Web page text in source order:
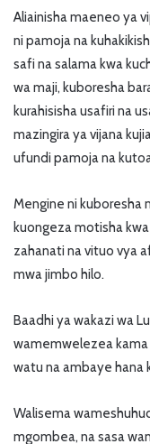
Aliainisha maeneo ya
ni pamoja na
safi na salama kwa
wa maji, kuboresha
kurahisisha usafiri na
mazingira ya vijana
ufundi pamoja na
Mengine ni kuboresha
kuongeza motisha
zahanati na vituo vya
mwa jimbo hilo.
Baadhi ya wakazi wa
wamemwelezea
watu na ambaye hana
Walisema
mgombea, na sasa